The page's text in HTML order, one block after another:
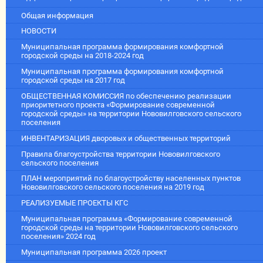
Общая информация
НОВОСТИ
Муниципальная программа формирования комфортной
городской среды на 2018-2024 год
Муниципальная программа формирования комфортной
городской среды на 2017 год
ОБЩЕСТВЕННАЯ КОМИССИЯ по обеспечению реализации
приоритетного проекта «Формирование современной
городской среды» на территории Нововилговского сельского
поселения
ИНВЕНТАРИЗАЦИЯ дворовых и общественных территорий
Правила благоустройства территории Нововилговского
сельского поселения
ПЛАН мероприятий по благоустройству населенных пунктов
Нововилговского сельского поселения на 2019 год
РЕАЛИЗУЕМЫЕ ПРОЕКТЫ КГС
Муниципальная программа «Формирование современной
городской среды на территории Нововилговского сельского
поселения» 2024 год
Муниципальная программа 2026 проект